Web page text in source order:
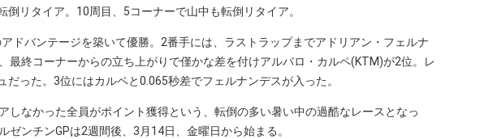
リタイア。10周目、5コーナーで山中も転倒リタイア。
ドバンテージを築いて優勝。2番手には、ラストラップまでアドリアン・フェルナ
最終コーナーからの立ち上がりで僅かな差を付けアルバロ・カルペ(KTM)が2位。レ
った。3位にはカルペと0.065秒差でフェルナンデスが入った。
しなかった全員がポイント獲得という、転倒の多い暑い中の過酷なレースとなっ
ンチンGPは2週間後、3月14日、金曜日から始まる。